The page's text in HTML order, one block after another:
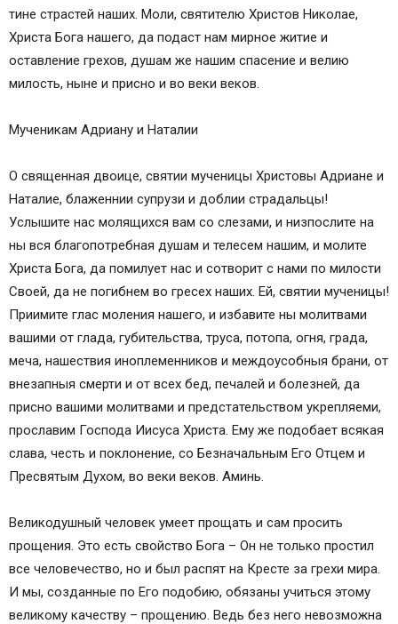
тине страстей наших. Моли, святителю Христов Николае,
Христа Бога нашего, да подаст нам мирное житие и
оставление грехов, душам же нашим спасение и велию
милость, ныне и присно и во веки веков.
Мученикам Адриану и Наталии
О священная двоице, святии мученицы Христовы Адриане и
Наталие, блаженнии супрузи и доблии страдальцы!
Услышите нас молящихся вам со слезами, и низпослите на
ны вся благопотребная душам и телесем нашим, и молите
Христа Бога, да помилует нас и сотворит с нами по милости
Своей, да не погибнем во гресех наших. Ей, святии мученицы!
Приимите глас моления нашего, и избавите ны молитвами
вашими от глада, губительства, труса, потопа, огня, града,
меча, нашествия иноплеменников и междоусобныя брани, от
внезапныя смерти и от всех бед, печалей и болезней, да
присно вашими молитвами и предстательством укрепляеми,
прославим Господа Иисуса Христа. Ему же подобает всякая
слава, честь и поклонение, со Безначальным Его Отцем и
Пресвятым Духом, во веки веков. Аминь.
Великодушный человек умеет прощать и сам просить
прощения. Это есть свойство Бога – Он не только простил
все человечество, но и был распят на Кресте за грехи мира.
И мы, созданные по Его подобию, обязаны учиться этому
великому качеству – прощению. Ведь без него невозможна